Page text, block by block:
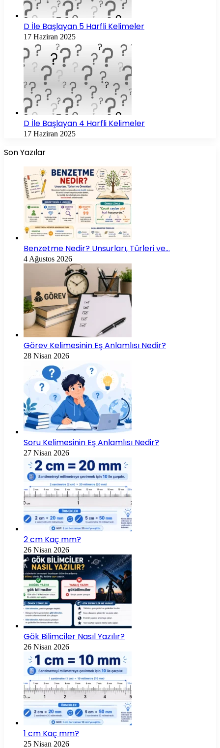
D İle Başlayan 5 Harfli Kelimeler
17 Haziran 2025
D İle Başlayan 4 Harfli Kelimeler
17 Haziran 2025
Son Yazılar
Benzetme Nedir? Unsurları, Türleri ve…
4 Ağustos 2026
Görev Kelimesinin Eş Anlamlısı Nedir?
28 Nisan 2026
Soru Kelimesinin Eş Anlamlısı Nedir?
27 Nisan 2026
2 cm Kaç mm?
26 Nisan 2026
Gök Bilimciler Nasıl Yazılır?
26 Nisan 2026
1 cm Kaç mm?
25 Nisan 2026